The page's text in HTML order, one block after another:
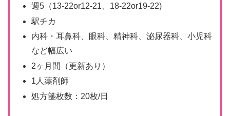
週5（13‐22or12-21、18-22or19-22)
駅チカ
内科・耳鼻科、眼科、精神科、泌尿器科、小児科
など幅広い
2ヶ月間（更新あり）
1人薬剤師
処方箋枚数：20枚/日